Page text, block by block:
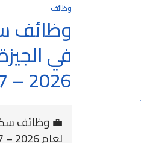
وظائف
وظائف
في
2026 – 2027
💼 وظائف